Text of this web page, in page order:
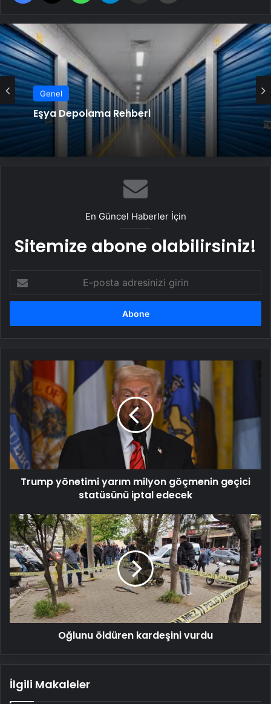
Genel
Eşya Depolama Rehberi
En Güncel Haberler İçin
Sitemize abone olabilirsiniz!
posta
adresinizi
Trump
yönetimi
yarım
milyon
göçmenin
geçici
statüsünü
iptal
edecek
Trump yönetimi yarım milyon göçmenin geçici
statüsünü iptal edecek
Oğlunu
öldüren
kardeşini
vurdu
Oğlunu öldüren kardeşini vurdu
İlgili Makaleler